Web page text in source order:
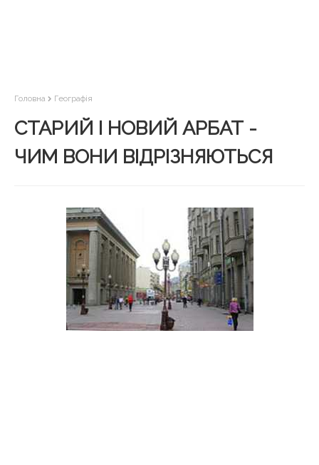
Головна Географія
СТАРИЙ І НОВИЙ АРБАТ -
ЧИМ ВОНИ ВІДРІЗНЯЮТЬСЯ